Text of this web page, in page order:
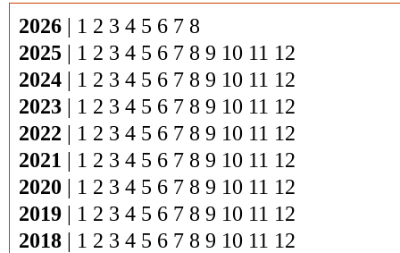
2026 | 1 2 3 4 5 6 7 8
2025 | 1 2 3 4 5 6 7 8 9 10 11 12
2024 | 1 2 3 4 5 6 7 8 9 10 11 12
2023 | 1 2 3 4 5 6 7 8 9 10 11 12
2022 | 1 2 3 4 5 6 7 8 9 10 11 12
2021 | 1 2 3 4 5 6 7 8 9 10 11 12
2020 | 1 2 3 4 5 6 7 8 9 10 11 12
2019 | 1 2 3 4 5 6 7 8 9 10 11 12
2018 | 1 2 3 4 5 6 7 8 9 10 11 12